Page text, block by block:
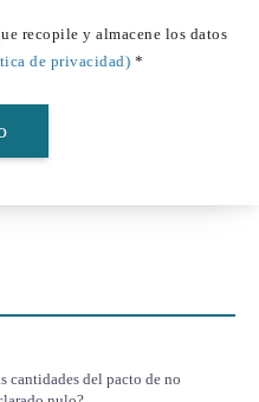
recopile y almacene los datos
de privacidad) *
cantidades del pacto de no